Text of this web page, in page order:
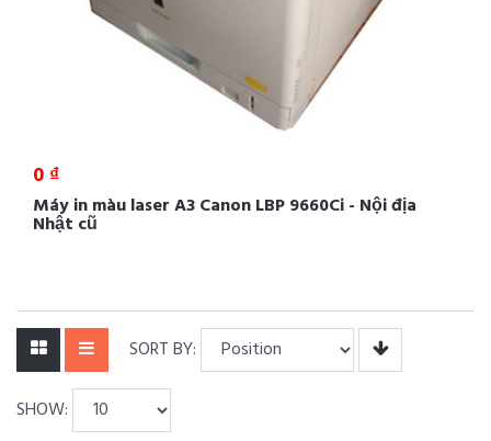
0 ₫
Máy in màu laser A3 Canon LBP 9660Ci - Nội địa
Nhật cũ
SORT BY:
SHOW: